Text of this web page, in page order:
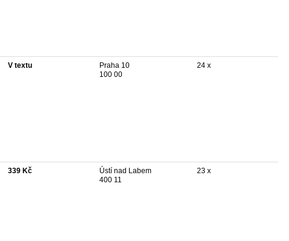
V textu
Praha 10
100 00
24 x
339 Kč
Ústí nad Labem
400 11
23 x